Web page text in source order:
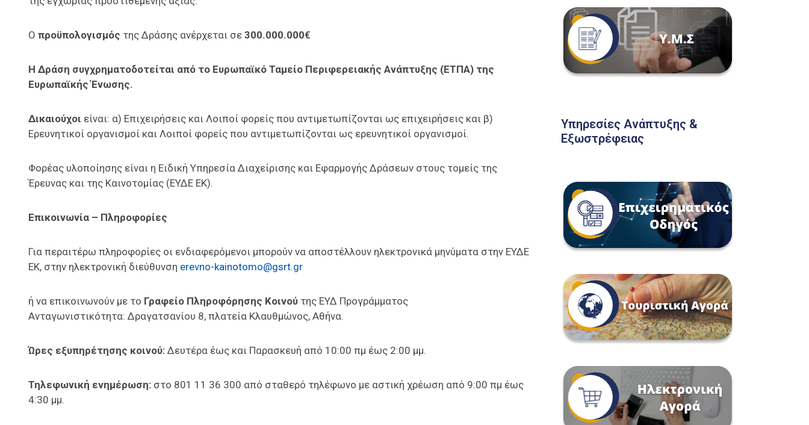
Ο προϋπολογισμός της Δράσης ανέρχεται σε 300.000.000€
Η Δράση συγχρηματοδοτείται από το Ευρωπαϊκό Ταμείο Περιφερειακής Ανάπτυξης (ΕΤΠΑ) της
Ευρωπαϊκής Ένωσης.
Δικαιούχοι είναι: α) Επιχειρήσεις και Λοιποί φορείς που αντιμετωπίζονται ως επιχειρήσεις και β)
Ερευνητικοί οργανισμοί και Λοιποί φορείς που αντιμετωπίζονται ως ερευνητικοί οργανισμοί.
Φορέας υλοποίησης είναι η Ειδική Υπηρεσία Διαχείρισης και Εφαρμογής Δράσεων στους τομείς της
Έρευνας και της Καινοτομίας (ΕΥΔΕ ΕΚ).
Επικοινωνία – Πληροφορίες
Για περαιτέρω πληροφορίες οι ενδιαφερόμενοι μπορούν να αποστέλλουν ηλεκτρονικά μηνύματα στην ΕΥΔΕ
ΕΚ, στην ηλεκτρονική διεύθυνση erevno-kainotomo@gsrt.gr
ή να επικοινωνούν με το Γραφείο Πληροφόρησης Κοινού της ΕΥΔ Προγράμματος
Ανταγωνιστικότητα: Δραγατσανίου 8, πλατεία Κλαυθμώνος, Αθήνα.
Ώρες εξυπηρέτησης κοινού: Δευτέρα έως και Παρασκευή από 10:00 πµ έως 2:00 µµ.
Τηλεφωνική ενημέρωση: στο 801 11 36 300 από σταθερό τηλέφωνο με αστική χρέωση από 9:00 πμ έως
4:30 μμ.
Υπηρεσίες Ανάπτυξης &
Εξωστρέφειας